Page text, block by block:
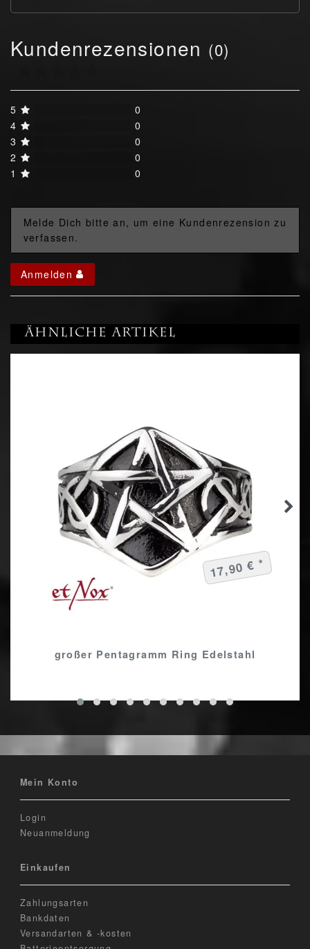
Kundenrezensionen (0)
5
0
4
0
3
0
2
0
1
0
Melde Dich bitte an, um eine Kundenrezension zu
verfassen.
Anmelden
Ähnliche Artikel
großer Pentagramm Ring Edelstahl
17,90 € *
Mein Konto
Login
Neuanmeldung
Einkaufen
Zahlungsarten
Bankdaten
Versandarten & -kosten